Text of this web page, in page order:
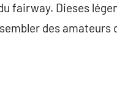
fairway. Dieses
des amateurs